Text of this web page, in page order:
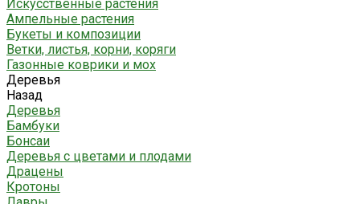
Искусственные растения
Ампельные растения
Букеты и композиции
Ветки, листья, корни, коряги
Газонные коврики и мох
Деревья
Назад
Деревья
Бамбуки
Бонсаи
Деревья с цветами и плодами
Драцены
Кротоны